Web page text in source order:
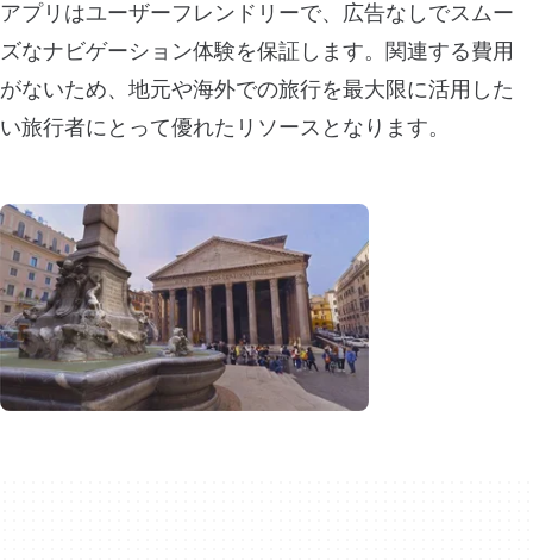
アプリはユーザーフレンドリーで、広告なしでスムー
ズなナビゲーション体験を保証します。関連する費用
がないため、地元や海外での旅行を最大限に活用した
い旅行者にとって優れたリソースとなります。